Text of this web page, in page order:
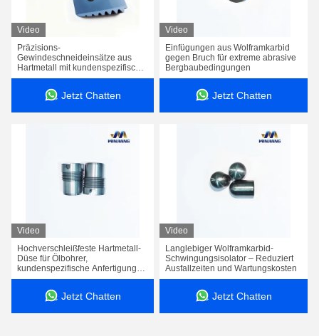
Video
Präzisions-
Gewindeschneideinsätze aus
Hartmetall mit kundenspezifischer
Größe und optimierter
Spanformung für hochpräzise
BearbeitungJetzt Chatten
Video
Einfügungen aus Wolframkarbid
gegen Bruch für extreme abrasive
Bergbaubedingungen
Jetzt Chatten
Video
Hochverschleißfeste Hartmetall-
Düse für Ölbohrer,
kundenspezifische Anfertigung
möglich, bis zu 2000 MPa
Zugfestigkeit
Jetzt Chatten
Video
Langlebiger Wolframkarbid-
Schwingungsisolator – Reduziert
Ausfallzeiten und Wartungskosten
Jetzt Chatten